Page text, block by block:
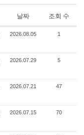
날짜 조회 수
2026.08.05 1
2026.07.29 5
2026.07.21 47
2026.07.15 70